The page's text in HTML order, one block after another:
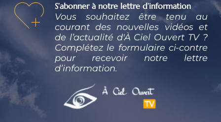
S’abonner à notre lettre d’information
Vous souhaitez être tenu au
courant des nouvelles vidéos et
de l’actualité d'À Ciel Ouvert TV ?
Complétez le formulaire ci-contre
pour recevoir notre lettre
d’information.